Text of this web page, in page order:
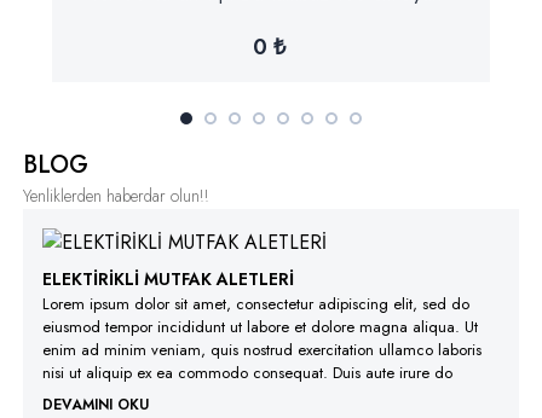
0 ₺
BLOG
Yenliklerden haberdar olun!!
ELEKTİRİKLİ MUTFAK ALETLERİ
Lorem ipsum dolor sit amet, consectetur adipiscing elit, sed do
eiusmod tempor incididunt ut labore et dolore magna aliqua. Ut
enim ad minim veniam, quis nostrud exercitation ullamco laboris
nisi ut aliquip ex ea commodo consequat. Duis aute irure do
DEVAMINI OKU